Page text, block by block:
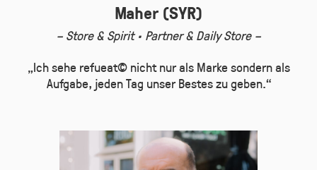
Maher (SYR)
– Store & Spirit · Partner & Daily Store –
„Ich sehe refueat© nicht nur als Marke sondern als
Aufgabe, jeden Tag unser Bestes zu geben.“